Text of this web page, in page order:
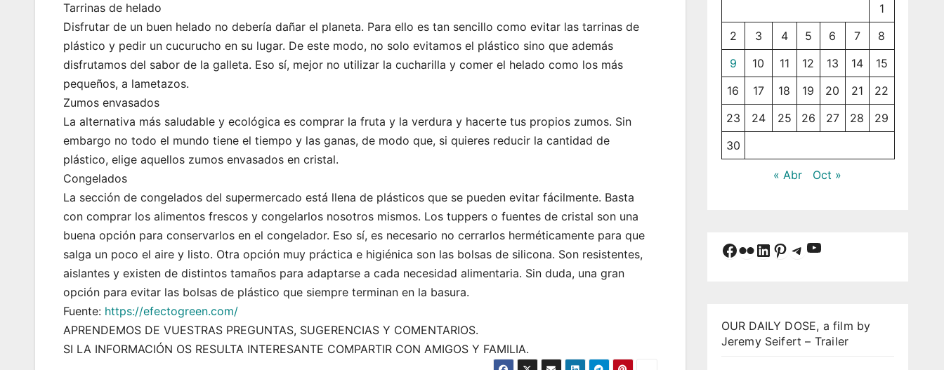
Tarrinas de helado
Disfrutar de un buen helado no debería dañar el planeta. Para ello es tan sencillo como evitar las tarrinas de
plástico y pedir un cucurucho en su lugar. De este modo, no solo evitamos el plástico sino que además
disfrutamos del sabor de la galleta. Eso sí, mejor no utilizar la cucharilla y comer el helado como los más
pequeños, a lametazos.
Zumos envasados
La alternativa más saludable y ecológica es comprar la fruta y la verdura y hacerte tus propios zumos. Sin
embargo no todo el mundo tiene el tiempo y las ganas, de modo que, si quieres reducir la cantidad de
plástico, elige aquellos zumos envasados en cristal.
Congelados
La sección de congelados del supermercado está llena de plásticos que se pueden evitar fácilmente. Basta
con comprar los alimentos frescos y congelarlos nosotros mismos. Los tuppers o fuentes de cristal son una
buena opción para conservarlos en el congelador. Eso sí, es necesario no cerrarlos herméticamente para que
salga un poco el aire y listo. Otra opción muy práctica e higiénica son las bolsas de silicona. Son resistentes,
aislantes y existen de distintos tamaños para adaptarse a cada necesidad alimentaria. Sin duda, una gran
opción para evitar las bolsas de plástico que siempre terminan en la basura.
Fuente: https://efectogreen.com/
APRENDEMOS DE VUESTRAS PREGUNTAS, SUGERENCIAS Y COMENTARIOS.
SI LA INFORMACIÓN OS RESULTA INTERESANTE COMPARTIR CON AMIGOS Y FAMILIA.
1
2
3 4 5 6 7
8
9
10 11 12 13 14
15
16
17 18 19 20 21
22
23
24 25 26 27 28
29
30
« Abr Oct »
Facebook
Flickr
LinkedIn
Pinterest
Telegram
YouTube
OUR DAILY DOSE, a film by
Jeremy Seifert – Trailer